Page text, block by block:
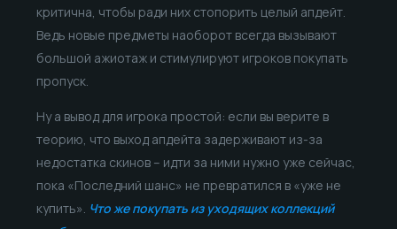
критична, чтобы ради них стопорить целый апдейт.
Ведь новые предметы наоборот всегда вызывают
большой ажиотаж и стимулируют игроков покупать
пропуск.
Ну а вывод для игрока простой: если вы верите в
теорию, что выход апдейта задерживают из-за
недостатка скинов – идти за ними нужно уже сейчас,
пока «Последний шанс» не превратился в «уже не
купить». Что же покупать из уходящих коллекций